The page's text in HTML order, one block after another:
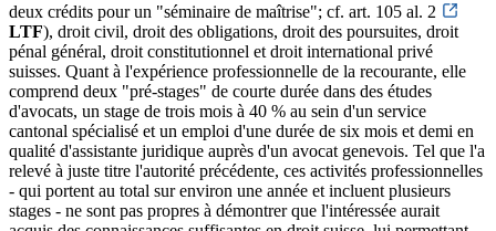
deux crédits pour un "séminaire de maîtrise"; cf. art. 105 al. 2
LTF), droit civil, droit des obligations, droit des poursuites, droit
pénal général, droit constitutionnel et droit international privé
suisses. Quant à l'expérience professionnelle de la recourante, elle
comprend deux "pré-stages" de courte durée dans des études
d'avocats, un stage de trois mois à 40 % au sein d'un service
cantonal spécialisé et un emploi d'une durée de six mois et demi en
qualité d'assistante juridique auprès d'un avocat genevois. Tel que l'a
relevé à juste titre l'autorité précédente, ces activités professionnelles
- qui portent au total sur environ une année et incluent plusieurs
stages - ne sont pas propres à démontrer que l'intéressée aurait